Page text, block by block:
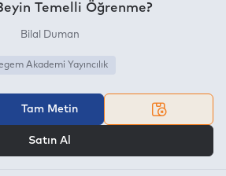
Temelli Öğrenme?
Bilal Duman
Akademi Yayıncılık
Tam Metin
Satın Al